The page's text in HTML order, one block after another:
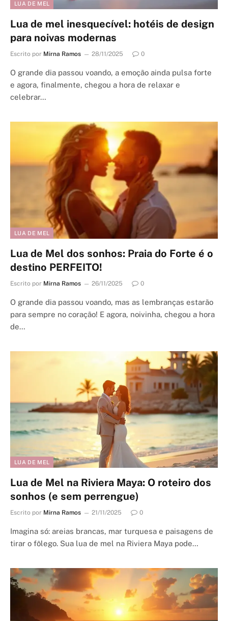
LUA DE MEL
Lua de mel inesquecível: hotéis de design
para noivas modernas
Escrito por Mirna Ramos 28/11/2025 0
O grande dia passou voando, a emoção ainda pulsa forte
e agora, finalmente, chegou a hora de relaxar e
celebrar…
LUA DE MEL
Lua de Mel dos sonhos: Praia do Forte é o
destino PERFEITO!
Escrito por Mirna Ramos 26/11/2025 0
O grande dia passou voando, mas as lembranças estarão
para sempre no coração! E agora, noivinha, chegou a hora
de…
LUA DE MEL
Lua de Mel na Riviera Maya: O roteiro dos
sonhos (e sem perrengue)
Escrito por Mirna Ramos 21/11/2025 0
Imagina só: areias brancas, mar turquesa e paisagens de
tirar o fôlego. Sua lua de mel na Riviera Maya pode…